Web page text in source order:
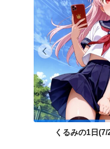
くるみの1日